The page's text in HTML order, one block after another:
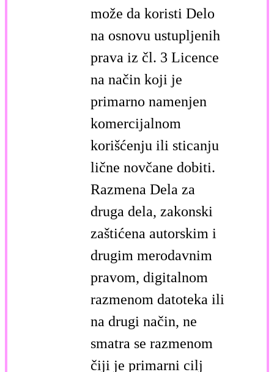
može da koristi Delo
na osnovu ustupljenih
prava iz čl. 3 Licence
na način koji je
primarno namenjen
komercijalnom
korišćenju ili sticanju
lične novčane dobiti.
Razmena Dela za
druga dela, zakonski
zaštićena autorskim i
drugim merodavnim
pravom, digitalnom
razmenom datoteka ili
na drugi način, ne
smatra se razmenom
čiji je primarni cilj